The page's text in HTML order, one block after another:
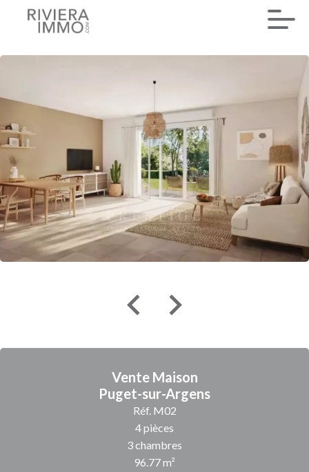
Vente Maison
Puget-sur-Argens
Réf. M02
4 pièces
3 chambres
96.77 m²